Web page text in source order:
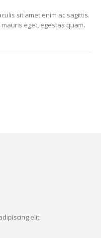
sit amet enim ac sagittis.
eget, egestas quam.
elit.